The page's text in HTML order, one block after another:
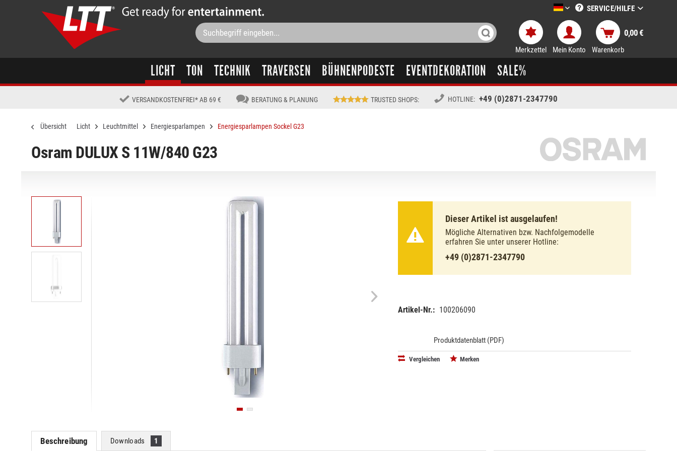
LTT-Versand deutsch
SERVICE/HILFE
Merkzettel Mein Konto Warenkorb
0,00 €
LICHT TON TECHNIK TRAVERSEN BÜHNENPODESTE EVENTDEKORATION SALE%
VERSANDKOSTENFREI* AB 69 € BERATUNG & PLANUNG TRUSTED SHOPS: HOTLINE: +49 (0)2871-2347790
Übersicht Licht Leuchtmittel Energiesparlampen Energiesparlampen Sockel G23
Osram DULUX S 11W/840 G23
Dieser Artikel ist ausgelaufen!
Mögliche Alternativen bzw. Nachfolgemodelle
erfahren Sie unter unserer Hotline:
+49 (0)2871-2347790
Artikel-Nr.: 100206090
Produktdatenblatt (PDF)
Vergleichen Merken
Beschreibung Downloads 1